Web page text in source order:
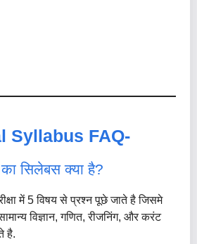
Syllabus FAQ-
का सिलेबस क्या है?
में 5 विषय से प्रश्न पूछे जाते है जिसमे
विज्ञान, गणित, रीजनिंग, और करंट
है.